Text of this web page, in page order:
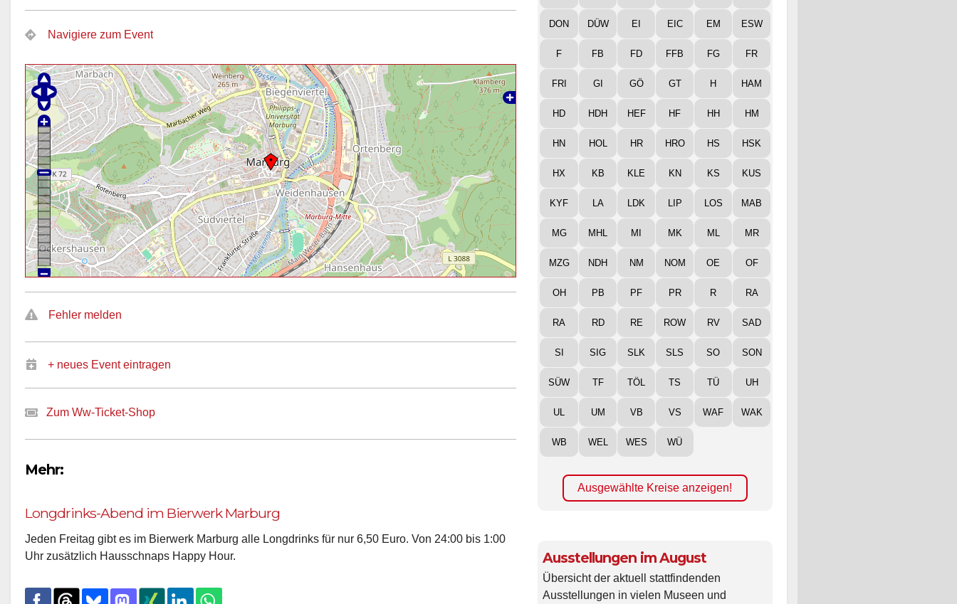
Navigiere zum Event
Fehler melden
+ neues Event eintragen
Zum Ww-Ticket-Shop
Mehr:
Longdrinks-Abend im Bierwerk Marburg
Jeden Freitag gibt es im Bierwerk Marburg alle Longdrinks für nur 6,50 Euro. Von 24:00 bis 1:00
Uhr zusätzlich Hausschnaps Happy Hour.
DON DÜW EI EIC EM ESW
F FB FD FFB FG FR
FRI GI GÖ GT H HAM
HD HDH HEF HF HH HM
HN HOL HR HRO HS HSK
HX KB KLE KN KS KUS
KYF LA LDK LIP LOS MAB
MG MHL MI MK ML MR
MZG NDH NM NOM OE OF
OH PB PF PR R RA
RA RD RE ROW RV SAD
SI SIG SLK SLS SO SON
SÜW TF TÖL TS TÜ UH
UL UM VB VS WAF WAK
WB WEL WES WÜ
Ausgewählte Kreise anzeigen!
Ausstellungen im August
Übersicht der aktuell stattfindenden
Ausstellungen in vielen Museen und